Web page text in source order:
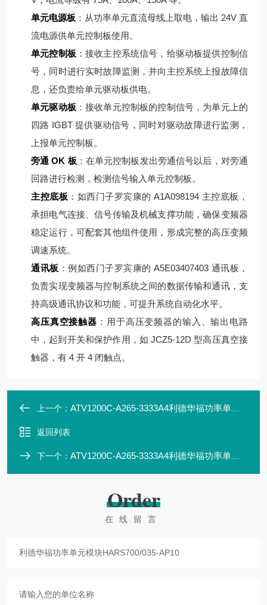
单元电源板 ：从功率单元直流母线上取电，输出 24V 直
流电源供单元控制板使用。
单元控制板 ：接收主控系统信号，给驱动板提供控制信
号，同时进行实时故障监测，并向主控系统上报故障信
息，还负责给单元驱动板供电。
单元驱动板 ：接收单元控制板的控制信号，为单元上的
四路 IGBT 提供驱动信号，同时对驱动故障进行监测，
上报单元控制板。
旁通 OK 板 ：在单元控制板发出旁通信号以后，对旁通
回路进行检测，检测信号输入单元控制板。
主控底板 ：如西门子罗宾康的 A1A098194 主控底板，
承担电气连接、信号传输及机械支撑功能，确保变频器
稳定运行，可配套其他组件使用，形成完整的高压变频
调速系统。
通讯板 ：例如西门子罗宾康的 A5E03407403 通讯板，
负责实现变频器与控制系统之间的数据传输和通讯，支
持高级通讯协议和功能，可提升系统自动化水平。
高压真空接触器 ：用于高压变频器的输入、输出电路
中，起到开关和保护作用，如 JCZ5-12D 型高压真空接
触器，有 4 开 4 闭触点。
上一个： ATV1200C-A265-3333A4利德华福功率单元模块HARS700/035-AN01
返回列表
下一个： ATV1200C-A265-3333A4利德华福功率单元模块HARS700/040-AN01
Order
在线留言